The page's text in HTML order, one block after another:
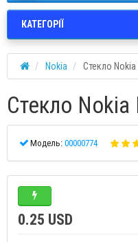
КАТЕГОРІЇ
Nokia Стекло Nokia
Стекло Nokia
Модель: 00000774
0.25 USD